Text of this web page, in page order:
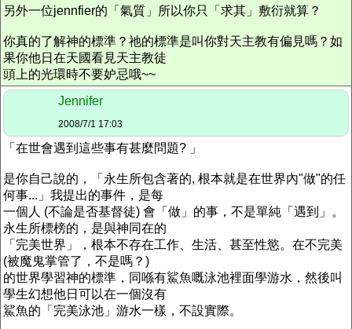
另外一位jennfier的「氣質」所以你只「求其」敷衍就算？
你真的了解神的標準？祂的標準是叫你對天主教有偏見嗎？如
果你他日在天國看見天主教徒
頭上的光環時不要妒忌哦~~
Jennifer
2008/7/1 17:03
「在世會遇到這些事有甚麼問題? 」
是你自己說的，「永生所包含著的, 根本就是在世界內"做"的任
何事...」我提出的事件，是每
一個人 (不論是否基督徒) 會「做」的事，不是單純「遇到」。
永生所標榜的，是與神同在的
「完美世界」，根本不存在工作、生活、甚至性慾。在不完美
(被魔鬼掌管了，不是嗎？)
的世界學習神的標準，同喺有鯊魚嘅泳池裡面學游水，然後叫
學生幻想他日可以在一個沒有
鯊魚的「完美泳池」游水一樣，不設實際。